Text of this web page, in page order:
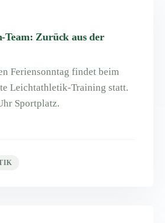
Team: Zurück aus der
Feriensonntag findet beim
Leichtathletik-Training statt.
Sportplatz.